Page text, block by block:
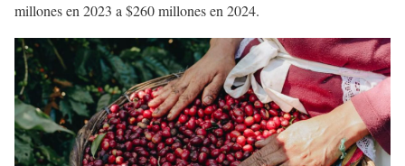
millones en 2023 a $260 millones en 2024.